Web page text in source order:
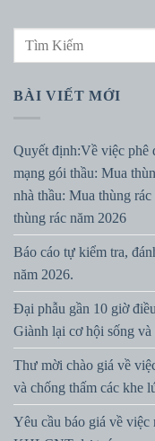
BÀI VIẾT MỚI
Quyết định:Về việc phê
mạng gói thầu: Mua
nhà thầu: Mua thùng
thùng rác năm 2026
Báo cáo tự kiểm tra,
năm 2026.
Đại phẫu gần 10 giờ
Giành lại cơ hội sống
Thư mời chào giá về
và chống thấm các khe
Yêu cầu báo giá về